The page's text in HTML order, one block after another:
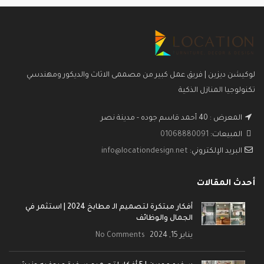
لوكيشن ديزين | فريق عمل كبير من مصممى الاثاث والديكور ومهندسي
تكنولوجيا المنازل الذكية
المعرض : 40 أحمد قاسم جوده - مدينة نصر
المبيعات: 01068880091
البريد الإلكتروني: info@locationdesign.net
أحدث المقالات
أفكار مبتكرة لتصميم الـ مطابخ 2024 | استثمر في
الجمال والوظائف
يناير 15, 2024 No Comments